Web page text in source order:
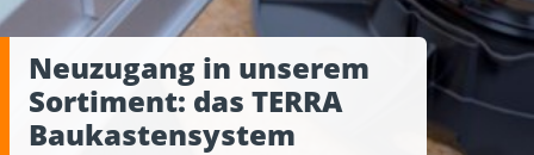
Neuzugang in unserem
Sortiment: das TERRA
Baukastensystem